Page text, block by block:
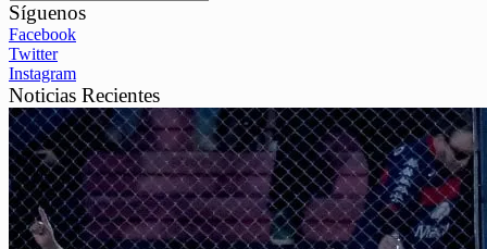
Síguenos
Facebook
Twitter
Instagram
Noticias Recientes